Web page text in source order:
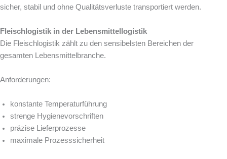
sicher, stabil und ohne Qualitätsverluste transportiert werden.
Fleischlogistik in der Lebensmittellogistik
Die Fleischlogistik zählt zu den sensibelsten Bereichen der
gesamten Lebensmittelbranche.
Anforderungen:
konstante Temperaturführung
strenge Hygienevorschriften
präzise Lieferprozesse
maximale Prozesssicherheit